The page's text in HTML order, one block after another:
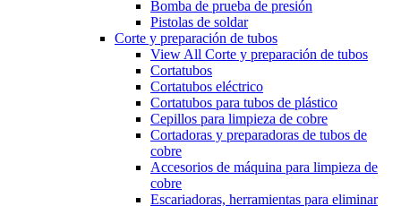
Bomba de prueba de presión
Pistolas de soldar
Corte y preparación de tubos
View All Corte y preparación de tubos
Cortatubos
Cortatubos eléctrico
Cortatubos para tubos de plástico
Cepillos para limpieza de cobre
Cortadoras y preparadoras de tubos de
cobre
Accesorios de máquina para limpieza de
cobre
Escariadoras, herramientas para eliminar